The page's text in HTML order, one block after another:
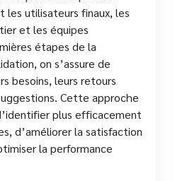
les utilisateurs finaux, les
et les équipes
étapes de la
on s’assure de
besoins, leurs retours
Cette approche
plus efficacement
d’améliorer la satisfaction
la performance